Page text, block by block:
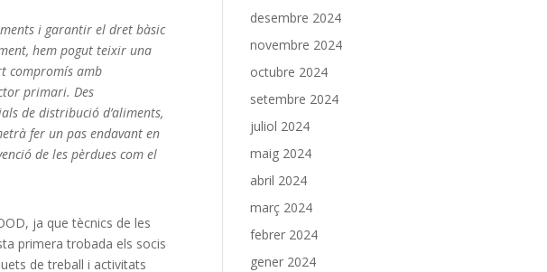
i garantir el dret bàsic
hem pogut teixir una
compromís amb
primari. Des
de distribució d’aliments,
fer un pas endavant en
de les pèrdues com el
ja que tècnics de les
primera trobada els socis
de treball i activitats
desembre 2024
novembre 2024
octubre 2024
setembre 2024
juliol 2024
maig 2024
abril 2024
març 2024
febrer 2024
gener 2024